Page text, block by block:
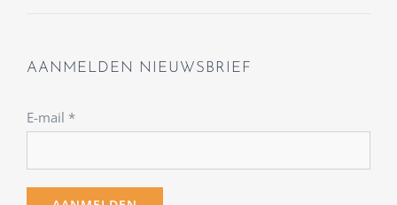
AANMELDEN NIEUWSBRIEF
E-mail *